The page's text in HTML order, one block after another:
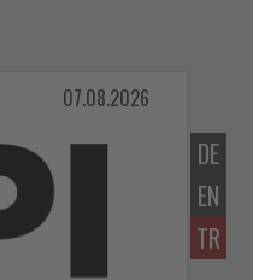
DE
EN
TR
07.08.2026